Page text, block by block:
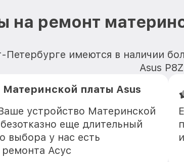
на ремонт
Петербурге имеются в наличии
Asus
платы Asus
устройство Материнской
еще длительный
выбора у нас есть
Асус